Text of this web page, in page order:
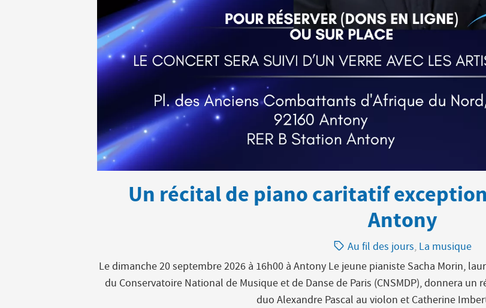
Un récital de piano caritatif
Antony
Catégorie:
Au fil des jours, La musique
Le dimanche 20 septembre 2026 à 16h00 à Antony Le jeune pianiste Sacha Morin,
du Conservatoire National de Musique et de Danse de Paris (CNSMDP), donnera
duo Alexandre Pascal au violon et Catherine